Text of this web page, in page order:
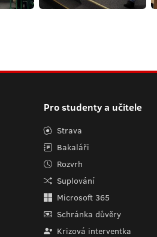
Pro studenty a učitele
Strava
Bakaláři
Rozvrh
Suplování
Microsoft 365
Schránka důvěry
Krizová interventka